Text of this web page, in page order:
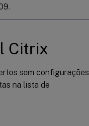
Citrix
sem configurações
na lista de